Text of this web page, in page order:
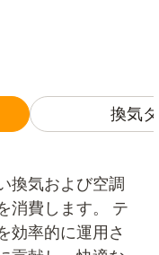
換気
換気および空調
消費します。 テ
効率的に運用さ